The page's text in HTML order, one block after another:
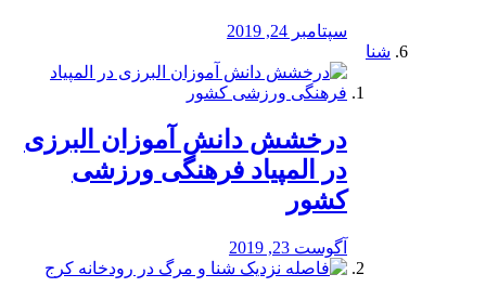
سپتامبر 24, 2019
شنا
درخشش دانش آموزان البرزی
در المپیاد فرهنگی ورزشی
کشور
آگوست 23, 2019